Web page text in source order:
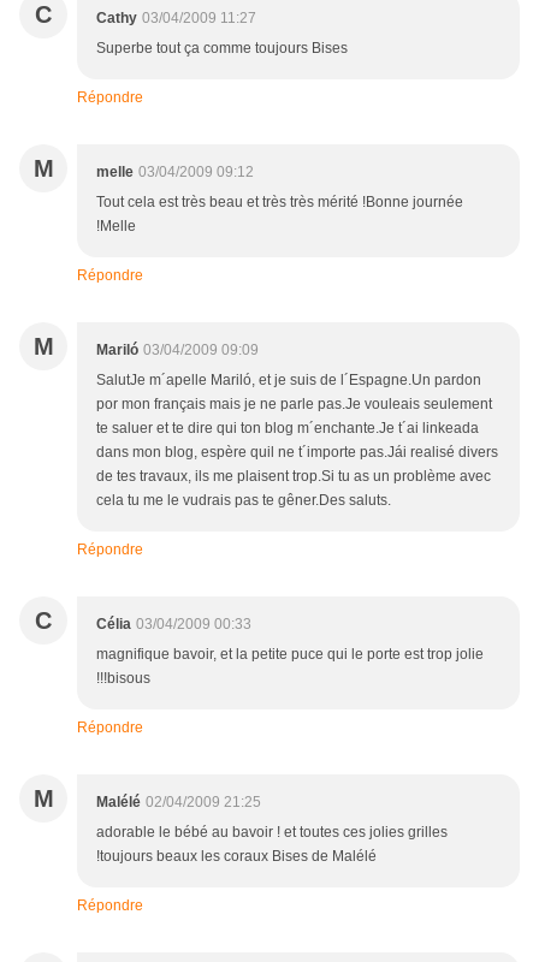
C Cathy 03/04/2009 11:27
Superbe tout ça comme toujours Bises
Répondre
M melle 03/04/2009 09:12
Tout cela est très beau et très très mérité !Bonne journée
!Melle
Répondre
M Mariló 03/04/2009 09:09
SalutJe m´apelle Mariló, et je suis de l´Espagne.Un pardon
por mon français mais je ne parle pas.Je vouleais seulement
te saluer et te dire qui ton blog m´enchante.Je t´ai linkeada
dans mon blog, espère quil ne t´importe pas.Jái realisé divers
de tes travaux, ils me plaisent trop.Si tu as un problème avec
cela tu me le vudrais pas te gêner.Des saluts.
Répondre
C Célia 03/04/2009 00:33
magnifique bavoir, et la petite puce qui le porte est trop jolie
!!!bisous
Répondre
M Malélé 02/04/2009 21:25
adorable le bébé au bavoir ! et toutes ces jolies grilles
!toujours beaux les coraux Bises de Malélé
Répondre